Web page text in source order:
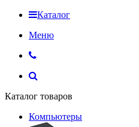
Каталог
Меню
Каталог товаров
Компьютеры